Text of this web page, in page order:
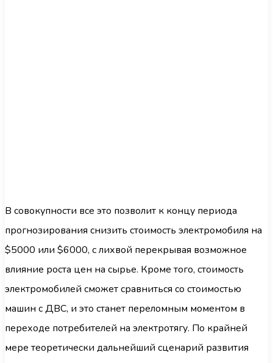
В совокупности все это позволит к концу периода
прогнозирования снизить стоимость электромобиля на
$5000 или $6000, с лихвой перекрывая возможное
влияние роста цен на сырье. Кроме того, стоимость
электромобилей сможет сравниться со стоимостью
машин с ДВС, и это станет переломным моментом в
переходе потребителей на электротягу. По крайней
мере теоретически дальнейший сценарий развития